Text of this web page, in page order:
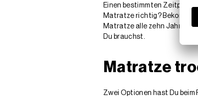
Einen bestimmten Zeitpunkt
Matratze richtig? Bekommst
Matratze alle zehn Jahre
Du brauchst.
Matratze
Zwei Optionen hast Du beim